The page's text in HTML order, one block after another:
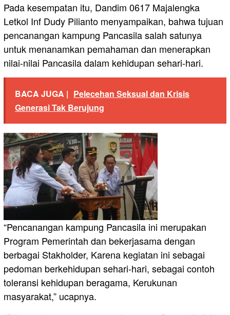
Pada kesempatan itu, Dandim 0617 Majalengka
Letkol Inf Dudy Pilianto menyampaikan, bahwa tujuan
pencanangan kampung Pancasila salah satunya
untuk menanamkan pemahaman dan menerapkan
nilai-nilai Pancasila dalam kehidupan sehari-hari.
BACA JUGA | Pelecehan Seksual dan Krisis
Generasi Tak Berujung
“Pencanangan kampung Pancasila ini merupakan
Program Pemerintah dan bekerjasama dengan
berbagai Stakholder, Karena kegiatan ini sebagai
pedoman berkehidupan sehari-hari, sebagai contoh
toleransi kehidupan beragama, Kerukunan
masyarakat,” ucapnya.